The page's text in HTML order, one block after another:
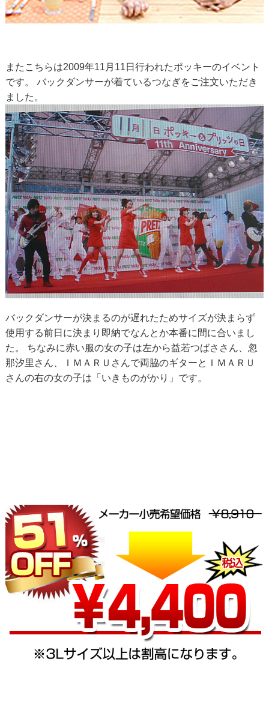
またこちらは2009年11月11日行われたポッキーのイベント
です。 バックダンサーが着ているつなぎをご注文いただき
ました。
バックダンサーが決まるのが遅れたためサイズが決まらず
使用する前日に決まり即納でなんとか本番に間に合いまし
た。 ちなみに赤い服の女の子は左から益若つばささん、忽
那汐里さん、ＩＭＡＲＵさんで両脇のギターとＩＭＡＲＵ
さんの右の女の子は「いきものがかり」です。